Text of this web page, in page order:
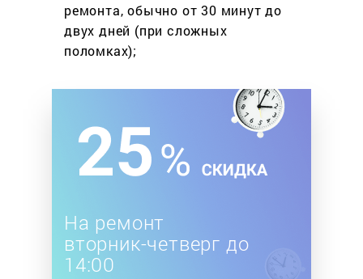
ремонта, обычно от 30 минут до
двух дней (при сложных
поломках);
На ремонт
вторник-четверг до
14:00